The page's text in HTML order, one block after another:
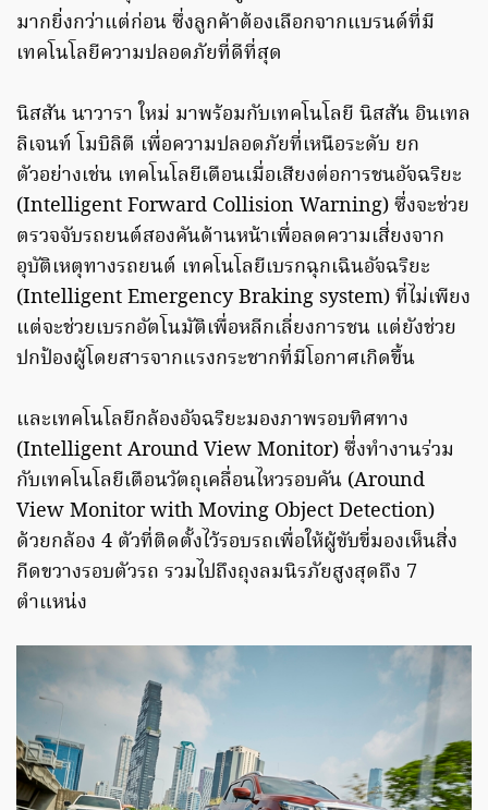
มากยิ่งกว่าแต่ก่อน ซึ่งลูกค้าต้องเลือกจากแบรนด์ที่มี
เทคโนโลยีความปลอดภัยที่ดีที่สุด
นิสสัน นาวารา ใหม่ มาพร้อมกับเทคโนโลยี นิสสัน อินเทล
ลิเจนท์ โมบิลิตี เพื่อความปลอดภัยที่เหนือระดับ ยก
ตัวอย่างเช่น เทคโนโลยีเตือนเมื่อเสียงต่อการชนอัจฉริยะ
(Intelligent Forward Collision Warning) ซึ่งจะช่วย
ตรวจจับรถยนต์สองคันด้านหน้าเพื่อลดความเสี่ยงจาก
อุบัติเหตุทางรถยนต์ เทคโนโลยีเบรกฉุกเฉินอัจฉริยะ
(Intelligent Emergency Braking system) ที่ไม่เพียง
แต่จะช่วยเบรกอัตโนมัติเพื่อหลีกเลี่ยงการชน แต่ยังช่วย
ปกป้องผู้โดยสารจากแรงกระชากที่มีโอกาศเกิดขึ้น
และเทคโนโลยีกล้องอัจฉริยะมองภาพรอบทิศทาง
(Intelligent Around View Monitor) ซึ่งทำงานร่วม
กับเทคโนโลยีเตือนวัตถุเคลื่อนไหวรอบคัน (Around
View Monitor with Moving Object Detection)
ด้วยกล้อง 4 ตัวที่ติดตั้งไว้รอบรถเพื่อให้ผู้ขับขี่มองเห็นสิ่ง
กีดขวางรอบตัวรถ รวมไปถึงถุงลมนิรภัยสูงสุดถึง 7
ตำแหน่ง